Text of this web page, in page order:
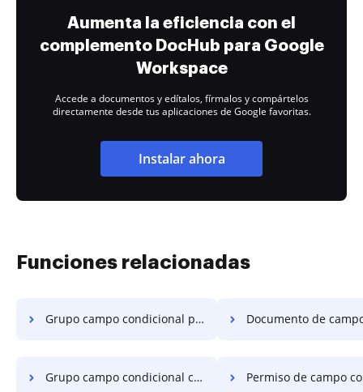
Aumenta la eficiencia con el
complemento DocHub para Google
Workspace
Accede a documentos y edítalos, fírmalos y compártelos
directamente desde tus aplicaciones de Google favoritas.
Instalar ahora
Funciones relacionadas
Grupo campo condicional pdf Documento de campo
Grupo campo condicional contrato Permiso de campo